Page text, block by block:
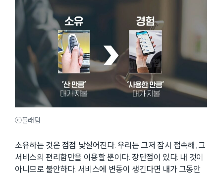
ⓒ플래텀
소유하는 것은 점점 낯설어진다. 우리는 그저 잠시 접속해, 그
서비스의 편리함만을 이용할 뿐이다. 장단점이 있다. 내 것이
아니므로 불안하다. 서비스에 변동이 생긴다면 내가 그동안